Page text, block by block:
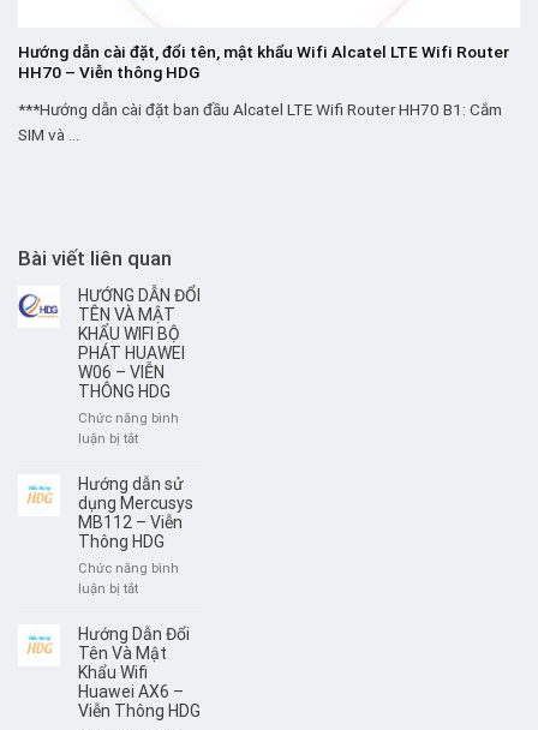
Hướng dẫn cài đặt, đổi tên, mật khẩu Wifi Alcatel LTE Wifi Router
HH70 – Viễn thông HDG
***Hướng dẫn cài đặt ban đầu Alcatel LTE Wifi Router HH70 B1: Cắm
SIM và ...
Bài viết liên quan
HƯỚNG DẪN ĐỔI
TÊN VÀ MẬT
KHẨU WIFI BỘ
PHÁT HUAWEI
W06 – VIỄN
THÔNG HDG
Chức năng bình
luận bị tắtở
DẪN
ĐỔI
TÊN
VÀ
MẬT
PHÁT
HUAWEI
W06
–
VIỄN
Hướng dẫn sử
dụng Mercusys
MB112 – Viễn
Thông HDG
Chức năng bình
luận bị tắtở
dẫn
sử
dụng
Mercusys
MB112
Hướng Dẫn Đổi
Tên Và Mật
Khẩu Wifi
Huawei AX6 –
Viễn Thông HDG